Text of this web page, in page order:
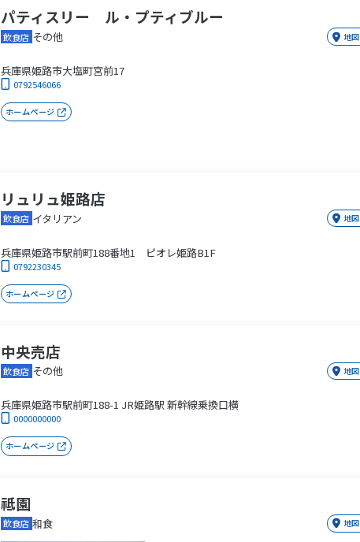
パティスリー ル・プティブルー
飲食店 その他 地図
兵庫県姫路市大塩町宮前17
0792546066
ホームページ
リュリュ姫路店
飲食店 イタリアン 地図
兵庫県姫路市駅前町188番地1 ピオレ姫路B1F
0792230345
ホームページ
中央売店
飲食店 その他 地図
兵庫県姫路市駅前町188-1 JR姫路駅 新幹線乗換口横
0000000000
ホームページ
祗園
飲食店 和食 地図